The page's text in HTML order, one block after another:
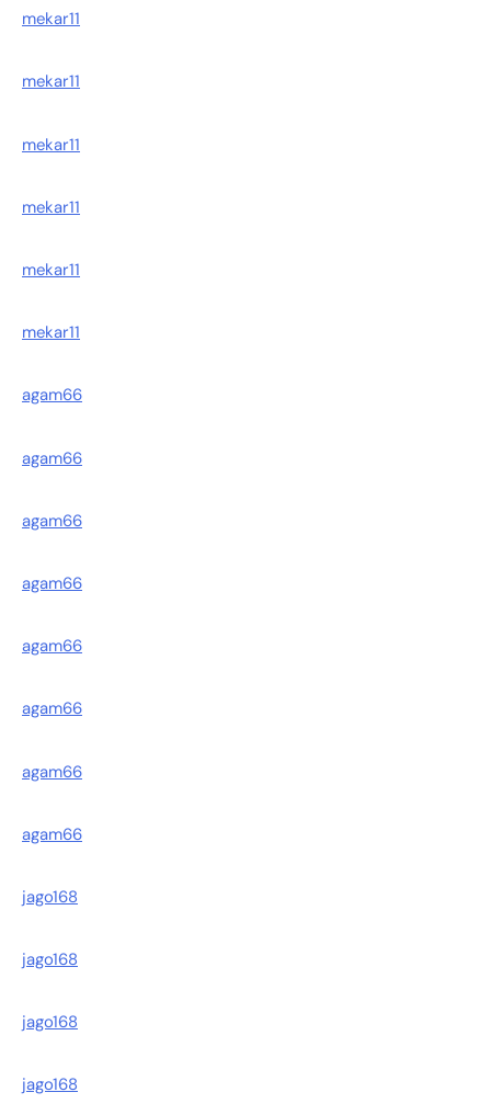
mekar11
mekar11
mekar11
mekar11
mekar11
mekar11
agam66
agam66
agam66
agam66
agam66
agam66
agam66
agam66
jago168
jago168
jago168
jago168